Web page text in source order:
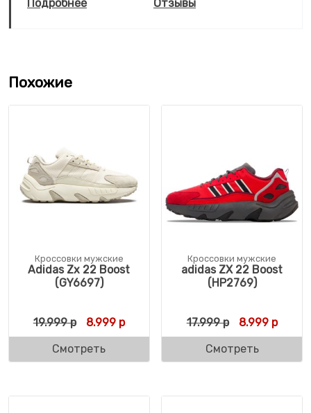
Подробнее Отзывы
Похожие
Кроссовки мужские
Adidas Zx 22 Boost
(GY6697)
19.999р Первоначальная цена составляла 19.999
8.999рТекущая цена: 8.999 р.
Смотреть
Кроссовки мужские
adidas ZX 22 Boost
(HP2769)
17.999р 8.999р
Смотреть